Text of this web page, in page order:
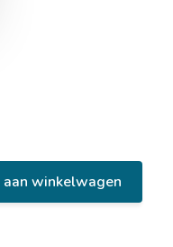
aan winkelwagen